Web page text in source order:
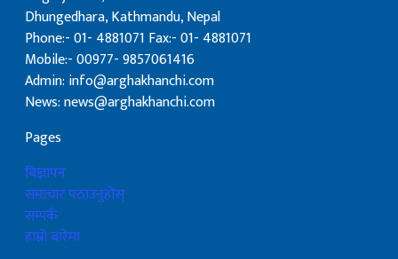
Dhungedhara, Kathmandu, Nepal
Phone:- 01- 4881071 Fax:- 01- 4881071
Mobile:- 00977- 9857061416
Admin: info@arghakhanchi.com
News: news@arghakhanchi.com
Pages
बिज्ञापन
समाचार पठाउनुहोस्
सम्पर्क
हाम्रो बारेमा